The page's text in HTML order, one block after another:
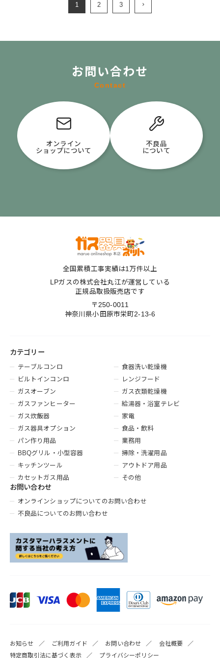
1 2 3
お問い合わせ
Contact
オンライン
ショップについて
不良品
について
全国累積工事実績は1万件以上
LPガスの株式会社丸江が運営している
正規品取扱販売店です
〒250-0011
神奈川県小田原市栄町2-13-6
カテゴリー
テーブルコンロ
ビルトインコンロ
ガスオーブン
ガスファンヒーター
ガス炊飯器
ガス器具オプション
パン作り用品
BBQグリル・小型容器
キッチンツール
カセットガス用品
食器洗い乾燥機
レンジフード
ガス衣類乾燥機
給湯器・浴室テレビ
家電
食品・飲料
業務用
掃除・洗濯用品
アウトドア用品
その他
お問い合わせ
オンラインショップについてのお問い合わせ
不良品についてのお問い合わせ
お知らせ ご利用ガイド お問い合わせ
会社概要
特定商取引法に基づく表示
プライバシーポリシー